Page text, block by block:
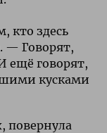
кто здесь
— Говорят,
ещё говорят,
кусками
повернула